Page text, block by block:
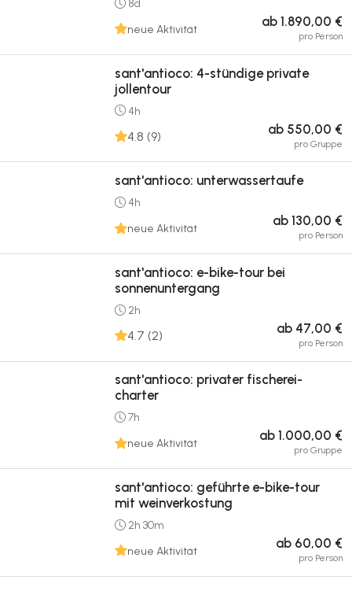
8d
neue Aktivität
ab 1.890,00 €
pro Person
sant'antioco: 4-stündige private
jollentour
4h
4.8 (9) ab 550,00 €
pro Gruppe
sant'antioco: unterwassertaufe
4h
neue Aktivität
ab 130,00 €
pro Person
sant'antioco: e-bike-tour bei
sonnenuntergang
2h
4.7 (2) ab 47,00 €
pro Person
sant'antioco: privater fischerei-
charter
7h
neue Aktivität
ab 1.000,00 €
pro Gruppe
sant'antioco: geführte e-bike-tour
mit weinverkostung
2h 30m
neue Aktivität
ab 60,00 €
pro Person